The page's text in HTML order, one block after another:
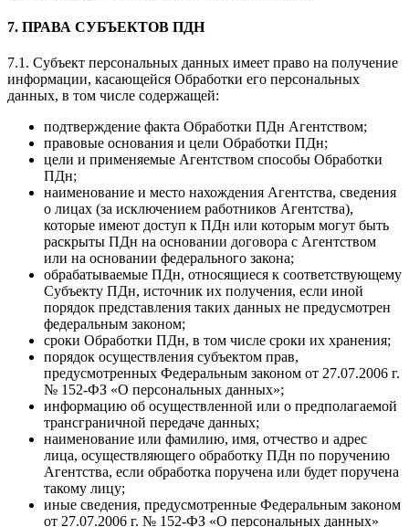
7. ПРАВА СУБЪЕКТОВ ПДН
7.1. Субъект персональных данных имеет право на получение
информации, касающейся Обработки его персональных
данных, в том числе содержащей:
подтверждение факта Обработки ПДн Агентством;
правовые основания и цели Обработки ПДн;
цели и применяемые Агентством способы Обработки
ПДн;
наименование и место нахождения Агентства, сведения
о лицах (за исключением работников Агентства),
которые имеют доступ к ПДн или которым могут быть
раскрыты ПДн на основании договора с Агентством
или на основании федерального закона;
обрабатываемые ПДн, относящиеся к соответствующему
Субъекту ПДн, источник их получения, если иной
порядок представления таких данных не предусмотрен
федеральным законом;
сроки Обработки ПДн, в том числе сроки их хранения;
порядок осуществления субъектом прав,
предусмотренных Федеральным законом от 27.07.2006 г.
№ 152-ФЗ «О персональных данных»;
информацию об осуществленной или о предполагаемой
трансграничной передаче данных;
наименование или фамилию, имя, отчество и адрес
лица, осуществляющего обработку ПДн по поручению
Агентства, если обработка поручена или будет поручена
такому лицу;
иные сведения, предусмотренные Федеральным законом
от 27.07.2006 г. № 152-ФЗ «О персональных данных»